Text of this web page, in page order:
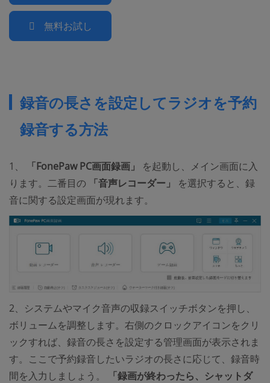
無料お試し
録音の長さを設定してラジオを予約
録音する方法
1、 「FonePaw PC画面録画」
を起動し、メイン画面に入
ります。二番目の
「音声レコーダー」
を選択すると、録
音に関する設定画面が現れます。
2、システムやマイク音声の収録スイッチボタンを押し、
ボリュームを調整します。右側のクロックアイコンをクリ
ックすれば、録音の長さを設定する管理画面が表示されま
す。ここで予約録音したいラジオの長さに応じて、録音時
間を入力しましょう。
「録画が終わったら、シャットダ